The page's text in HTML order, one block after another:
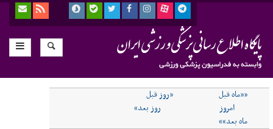
««ماه قبل
«روز قبل
امروز
روز بعد»
ماه بعد»»